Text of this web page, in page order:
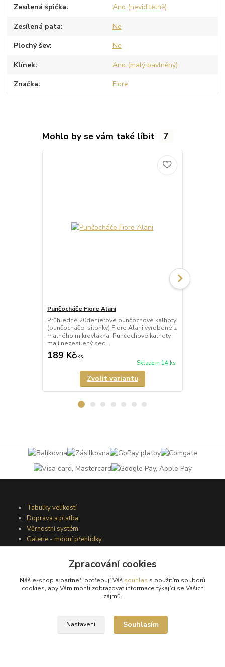
Zesílená špička Ano (neviditelně)
Zesílená pata Ne
Plochý šev Ne
Klínek Ano (malý bavlněný)
Značka Fiore
Mohlo by se vám také líbit 7
Punčocháče Fiore Alani
Průhledné 20denierové punčochové kalhoty
(punčocháče, silonky) Fiore Alani vyrobené z
matného mikrovlákna. Punčochové kalhoty
mají nezesílený sed...
189 Kč/ks
Skladem 14 ks
Zvolit variantu
Tabulky velikostí
Doprava a platba
Věrnostní systém
Galerie - módní přehlídky
Obchodní podmínky
Zpracování cookies
Náš e-shop a partneři potřebují Váš souhlas s použitím souborů
cookies, aby Vám mohli zobrazovat informace týkající se Vašich
zájmů.
Nastavení Souhlasím